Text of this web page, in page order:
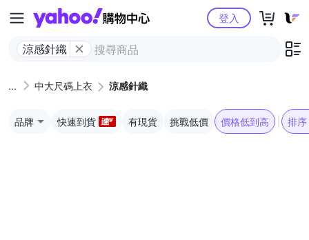
Yahoo購物中心
涼感針織
登入
中大尺碼上衣 涼感針織
品牌 快速到貨 有現貨 挑戰低價 價格低到高 排序